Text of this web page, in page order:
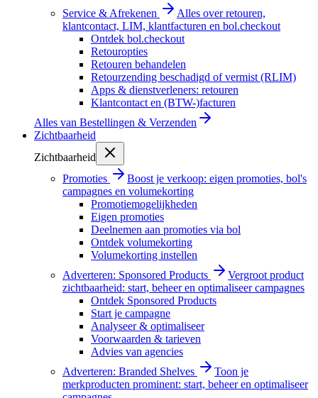
Service & Afrekenen
Alles over retouren,
klantcontact, LIM, klantfacturen en bol.checkout
Ontdek bol.checkout
Retouropties
Retouren behandelen
Retourzending beschadigd of vermist (RLIM)
Apps & dienstverleners: retouren
Klantcontact en (BTW-)facturen
Alles van Bestellingen & Verzenden
Zichtbaarheid
Zichtbaarheid
Promoties
Boost je verkoop: eigen promoties, bol's
campagnes en volumekorting
Promotiemogelijkheden
Eigen promoties
Deelnemen aan promoties via bol
Ontdek volumekorting
Volumekorting instellen
Adverteren: Sponsored Products
Vergroot product
zichtbaarheid: start, beheer en optimaliseer campagnes
Ontdek Sponsored Products
Start je campagne
Analyseer & optimaliseer
Voorwaarden & tarieven
Advies van agencies
Adverteren: Branded Shelves
Toon je
merkproducten prominent: start, beheer en optimaliseer